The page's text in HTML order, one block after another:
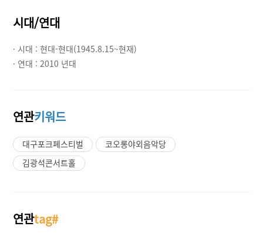
시대/연대
· 시대 :현대-현대(1945.8.15~현재)
· 연대 :2010 년대
연관키워드
대구포크페스티벌
코오롱야외음악당
김광석콘서트홀
연관tag#